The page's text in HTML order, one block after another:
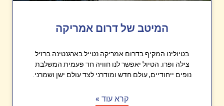
המיטב של דרום אמריקה
בטיולינו המקיף בדרום אמריקה נטייל בארגנטינה ברזיל
צילה ופרו. הטיול יאפשר לנו חוויה חד פעמית המשלבת
נופים ייחודיים, עולם חדש ומודרני לצד עולם ישן ושמרני.
קרא עוד »